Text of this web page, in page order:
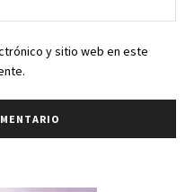
y sitio web en este